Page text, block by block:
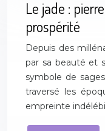
Le jade :
prospérité
Depuis des
par sa beauté et
symbole de
traversé les
empreinte